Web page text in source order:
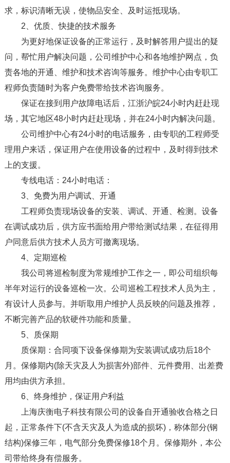
求，标识清晰无误，使物品安全、及时运抵现场。
2、优质、快捷的技术服务
为更好地保证设备的正常运行，及时解答用户提出的疑
问，帮忙用户解决问题，公司维护中心和各地维护网点，负
责各地的开通、维护和技术咨询等服务。维护中心由专职工
程师负责随时为客户免费带给技术咨询服务。
保证在接到用户故障电话后，江浙沪皖24小时内赶赴现
场，其它地区48小时内赶赴现场，并在24小时内解决问题。
公司维护中心有24小时的电话服务，由专职的工程师受
理用户来话，保证用户在使用设备的过程中，及时得到技术
上的支援。
专线电话：24小时电话：
3、免费为用户调试、开通
工程师负责现场设备的安装、调试、开通、检测。设备
在调试成功后，供方应书面给用户带给测试结果，在征得用
户同意后供方技术人员方可撤离现场。
4、定期巡检
我公司将巡检制度为常规维护工作之一，即公司组织每
半年对运行的设备巡检一次。公司巡检工程技术人员为主，
有设计人员参与。并听取用户维护人员反映的问题及推荐，
不断完善产品的软硬件功能和质量。
5、质保期
质保期：合同项下设备保修期为安装调试成功后18个
月。保修期内(除天灾及人为损害外)部件、元件费用、出差费
用均由供方承担。
6、终身维护，保证用户利益
上海庆衡电子科技有限公司的设备自开通验收合格之日
起，正常条件下(不含天灾及人为造成的损坏)，称体部分(钢
结构)保修三年，电气部分免费保修18个月。保修期外，本公
司带给终身有偿服务。